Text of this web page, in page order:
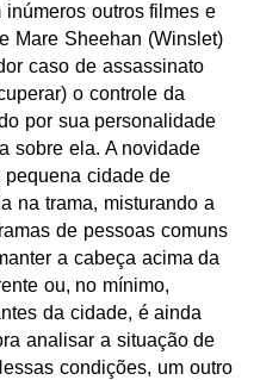
outros filmes e
Mare Sheehan (Winslet)
caso de assassinato
o controle da
por sua personalidade
sobre ela. A novidade
cidade de
na trama, misturando a
de pessoas comuns
a cabeça acima da
ou, no mínimo,
da cidade, é ainda
analisar a situação de
condições, um outro